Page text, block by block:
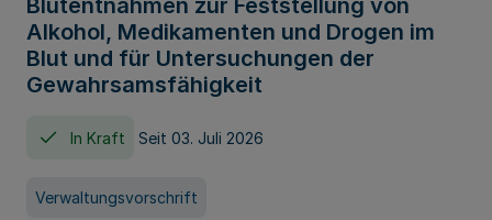
Blutentnahmen zur Feststellung von
Alkohol, Medikamenten und Drogen im
Blut und für Untersuchungen der
Gewahrsamsfähigkeit
In Kraft Seit 03. Juli 2026
Verwaltungsvorschrift